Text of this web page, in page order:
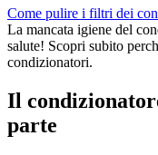
Come pulire i filtri dei
La mancata igiene del
salute! Scopri subito
condizionatori.
Il
parte